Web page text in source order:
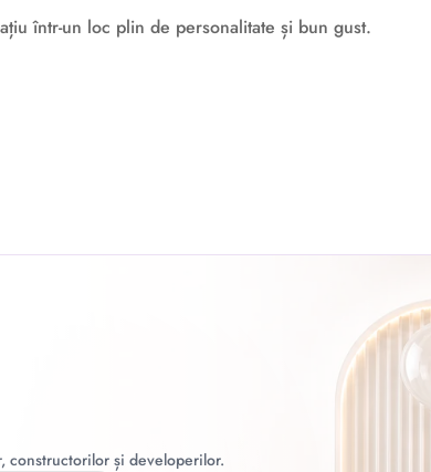
într-un loc plin de personalitate și bun gust.
constructorilor și developerilor.